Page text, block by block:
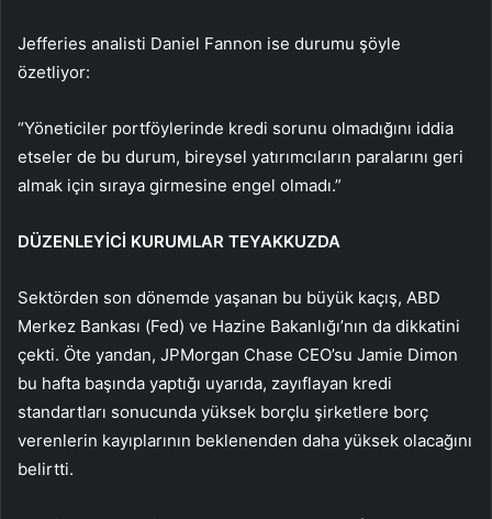
Jefferies analisti Daniel Fannon ise durumu şöyle
özetliyor:
“Yöneticiler portföylerinde kredi sorunu olmadığını iddia
etseler de bu durum, bireysel yatırımcıların paralarını geri
almak için sıraya girmesine engel olmadı.”
DÜZENLEYİCİ KURUMLAR TEYAKKUZDA
Sektörden son dönemde yaşanan bu büyük kaçış, ABD
Merkez Bankası (Fed) ve Hazine Bakanlığı’nın da dikkatini
çekti. Öte yandan, JPMorgan Chase CEO’su Jamie Dimon
bu hafta başında yaptığı uyarıda, zayıflayan kredi
standartları sonucunda yüksek borçlu şirketlere borç
verenlerin kayıplarının beklenenden daha yüksek olacağını
belirtti.